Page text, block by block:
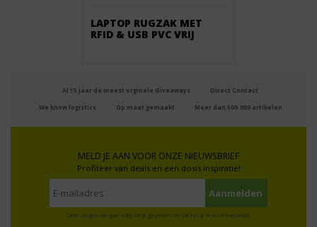
LAPTOP RUGZAK MET
RFID & USB PVC VRIJ
Al 15 jaar de meest orginele Giveaways Direct Contact
We know logistics Op maat gemaakt Meer dan 500.000 artikelen
MELD JE AAN VOOR ONZE NIEUWSBRIEF
Profiteer van deals en een dosis inspiratie!
Geen zorgen: we gaan veilig met je gegevens om. Dat lees je in ons Privacybeleid.